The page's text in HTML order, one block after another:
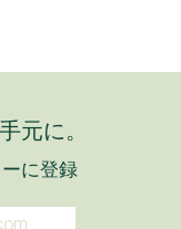
元に。
に登録